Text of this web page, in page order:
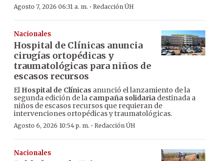
Agosto 7, 2026 06:31 a. m. · Redacción ÚH
Nacionales
Hospital de Clínicas anuncia
cirugías ortopédicas y
traumatológicas para niños de
escasos recursos
El Hospital de Clínicas anunció el lanzamiento de la
segunda edición de la campaña solidaria destinada a
niños de escasos recursos que requieran de
intervenciones ortopédicas y traumatológicas.
Agosto 6, 2026 10:54 p. m. · Redacción ÚH
Nacionales